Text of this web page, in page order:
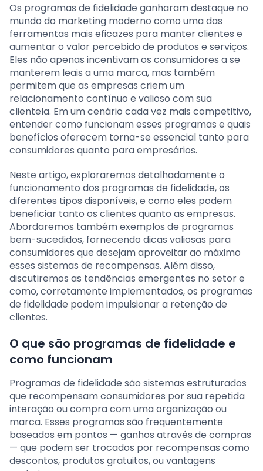
Os programas de fidelidade ganharam destaque no
mundo do marketing moderno como uma das
ferramentas mais eficazes para manter clientes e
aumentar o valor percebido de produtos e serviços.
Eles não apenas incentivam os consumidores a se
manterem leais a uma marca, mas também
permitem que as empresas criem um
relacionamento contínuo e valioso com sua
clientela. Em um cenário cada vez mais competitivo,
entender como funcionam esses programas e quais
benefícios oferecem torna-se essencial tanto para
consumidores quanto para empresários.
Neste artigo, exploraremos detalhadamente o
funcionamento dos programas de fidelidade, os
diferentes tipos disponíveis, e como eles podem
beneficiar tanto os clientes quanto as empresas.
Abordaremos também exemplos de programas
bem-sucedidos, fornecendo dicas valiosas para
consumidores que desejam aproveitar ao máximo
esses sistemas de recompensas. Além disso,
discutiremos as tendências emergentes no setor e
como, corretamente implementados, os programas
de fidelidade podem impulsionar a retenção de
clientes.
O que são programas de fidelidade e
como funcionam
Programas de fidelidade são sistemas estruturados
que recompensam consumidores por sua repetida
interação ou compra com uma organização ou
marca. Esses programas são frequentemente
baseados em pontos — ganhos através de compras
— que podem ser trocados por recompensas como
descontos, produtos gratuitos, ou vantagens